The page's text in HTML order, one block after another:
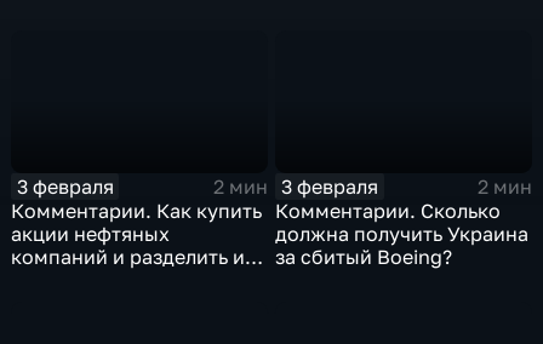
3 февраля
2 мин
Комментарии. Как купить
акции нефтяных
компаний и разделить их
3 февраля
2 мин
Комментарии. Сколько
должна получить Украина
за сбитый Boeing?